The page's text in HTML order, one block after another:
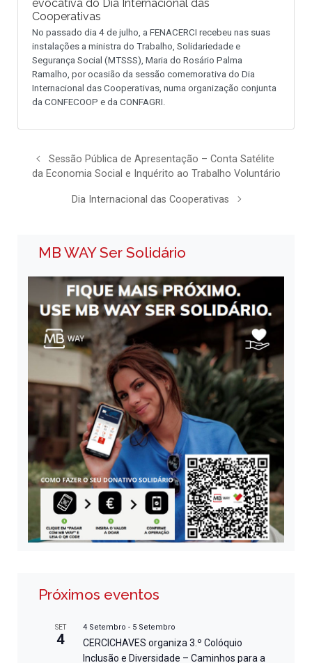
evocativa do Dia Internacional das
Cooperativas
No passado dia 4 de julho, a FENACERCI recebeu nas suas
instalações a ministra do Trabalho, Solidariedade e
Segurança Social (MTSSS), Maria do Rosário Palma
Ramalho, por ocasião da sessão comemorativa do Dia
Internacional das Cooperativas, numa organização conjunta
da CONFECOOP e da CONFAGRI.
Sessão Pública de Apresentação – Conta Satélite
da Economia Social e Inquérito ao Trabalho Voluntário
Dia Internacional das Cooperativas
MB WAY Ser Solidário
Próximos eventos
SET
4
4 Setembro - 5 Setembro
CERCICHAVES organiza 3.º Colóquio
Inclusão e Diversidade – Caminhos para a